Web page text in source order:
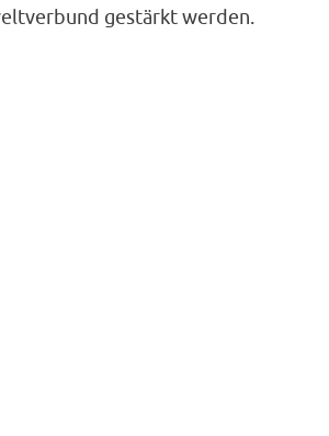
gestärkt werden.